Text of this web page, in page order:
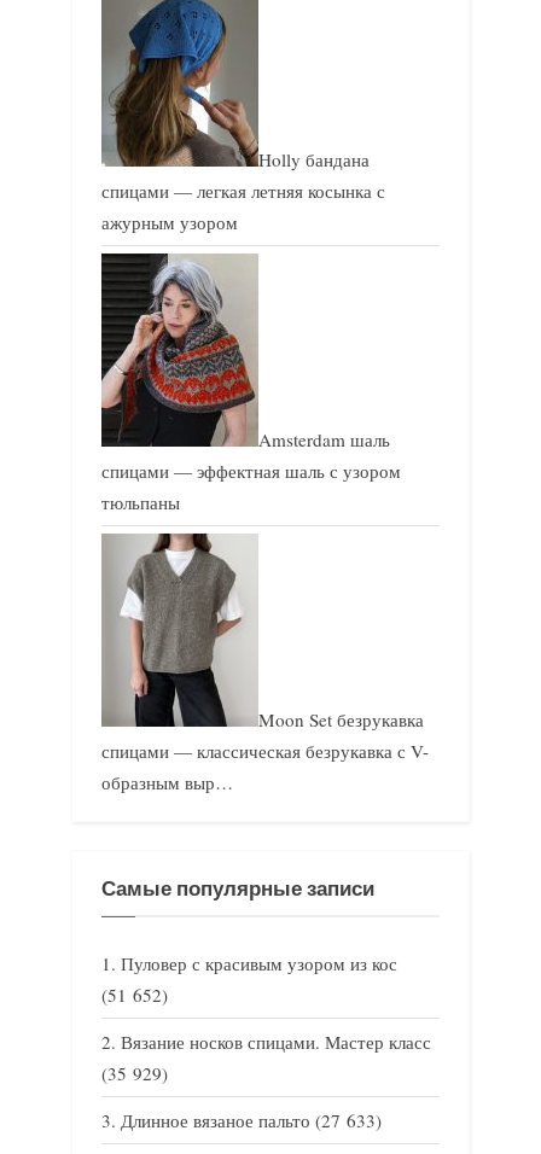
Holly бандана
спицами — легкая летняя косынка с
ажурным узором
Amsterdam шаль
спицами — эффектная шаль с узором
тюльпаны
Moon Set безрукавка
спицами — классическая безрукавка с V-
образным выр…
Самые популярные записи
Пуловер с красивым узором из кос
(51 652)
Вязание носков спицами. Мастер класс
(35 929)
Длинное вязаное пальто (27 633)